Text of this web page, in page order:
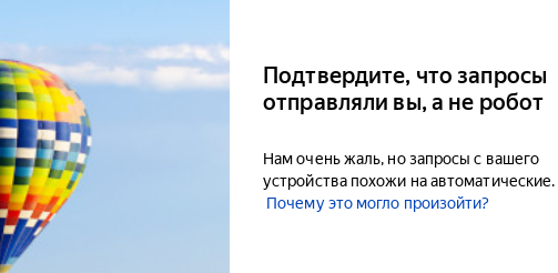
Подтвердите, что запросы
отправляли вы, а не робот
Нам очень жаль, но запросы с вашего
устройства похожи на автоматические.
Почему это могло произойти?